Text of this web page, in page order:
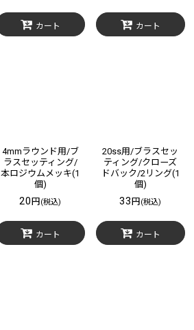
カート カート
4mmラウンド用/ブ
ラスセッティング/
本ロジウムメッキ(1
個)
20円 (税込)
カート
20ss用/ブラスセッ
ティング/クローズ
ドバック/2リング(1
個)
33円 (税込)
カート